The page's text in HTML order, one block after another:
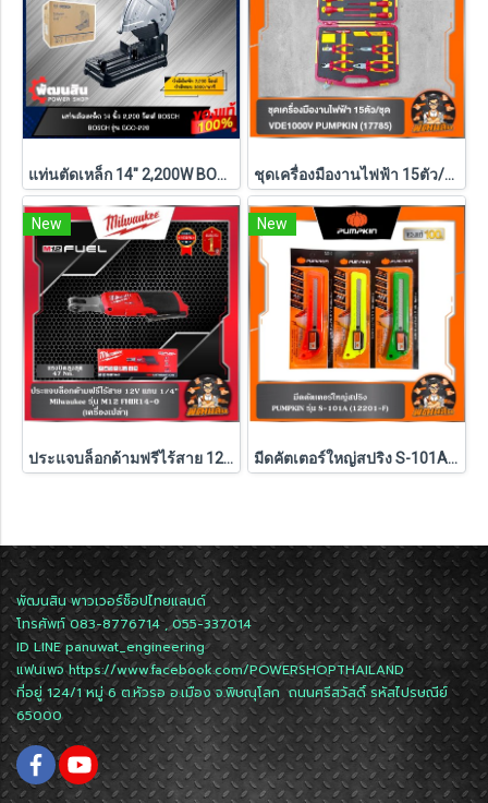
แท่นตัดเหล็ก 14" 2,200W BOSCH รุ่น GCO 220 (รับประกันศูนย์ 1 ปี) ชุดเครื่องมืองานไฟฟ้า 15ตัว/ชุด VDE1000V PUMPKIN (17785)
New
ประแจบล็อกด้ามฟรีไร้สาย 12V 1/4" รุ่น M12 FHIR14-0 (เครื่องเปล่า)
New
มีดคัตเตอร์ใหญ่สปริง S-101A PUMPKIN (12201-F) 1ชิ้น คละสี
พัฒนสิน พาวเวอร์ช็อปไทยแลนด์
โทรศัพท์ 083-8776714 , 055-337014
ID LINEpanuwat_engineering
แฟนเพจhttps://www.facebook.com/POWERSHOPTHAILAND
ที่อยู่ 124/1 หมู่ 6 ต.หัวรอ อ.เมือง จ.พิษณุโลก ถนนศรีสวัสดิ์ รหัสไปรษณีย์
65000